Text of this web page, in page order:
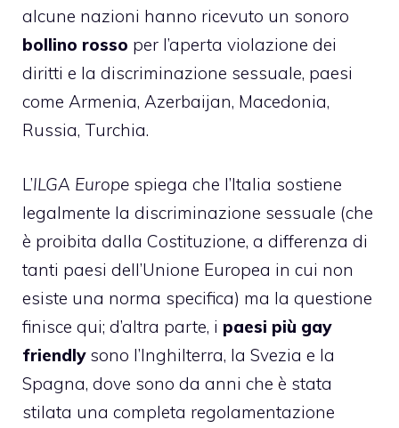
alcune nazioni hanno ricevuto un sonoro
bollino rosso per l’aperta violazione dei
diritti e la discriminazione sessuale, paesi
come Armenia, Azerbaijan, Macedonia,
Russia, Turchia.
L’ILGA Europe spiega che l’Italia sostiene
legalmente la discriminazione sessuale (che
è proibita dalla Costituzione, a differenza di
tanti paesi dell’Unione Europea in cui non
esiste una norma specifica) ma la questione
finisce qui; d’altra parte, i paesi più gay
friendlysono l’Inghilterra, la Svezia e la
Spagna, dove sono da anni che è stata
stilata una completa regolamentazione